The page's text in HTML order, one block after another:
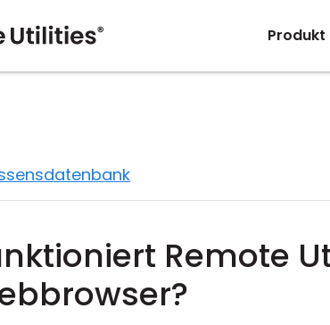
Produkt
Remote